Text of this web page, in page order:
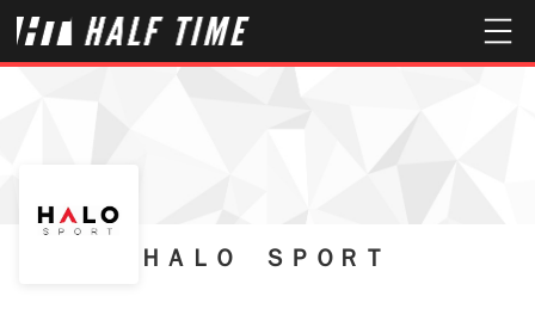
ＨＡＬＯ ＳＰＯＲＴ